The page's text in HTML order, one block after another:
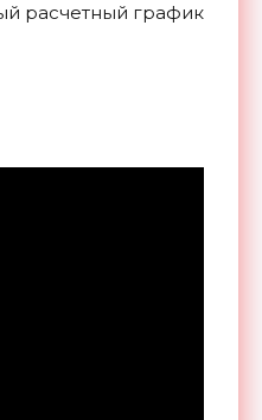
расчетный график